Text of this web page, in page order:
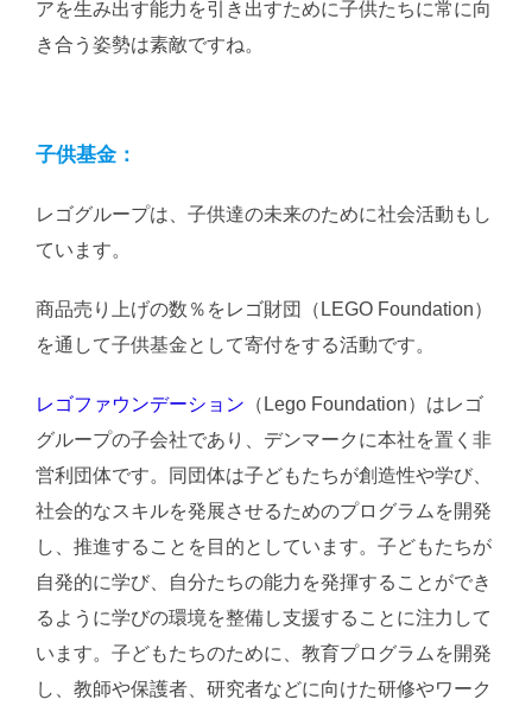
アを生み出す能力を引き出すために子供たちに常に向
き合う姿勢は素敵ですね。
子供基金：
レゴグループは、子供達の未来のために社会活動もし
ています。
商品売り上げの数％をレゴ財団（LEGO Foundation）
を通して子供基金として寄付をする活動です。
レゴファウンデーション （Lego Foundation）はレゴ
グループの子会社であり、デンマークに本社を置く非
営利団体です。同団体は子どもたちが創造性や学び、
社会的なスキルを発展させるためのプログラムを開発
し、推進することを目的としています。子どもたちが
自発的に学び、自分たちの能力を発揮することができ
るように学びの環境を整備し支援することに注力して
います。子どもたちのために、教育プログラムを開発
し、教師や保護者、研究者などに向けた研修やワーク